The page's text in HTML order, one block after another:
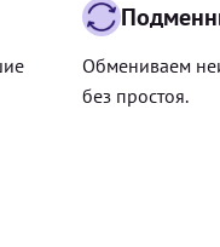
Обмениваем
без простоя.